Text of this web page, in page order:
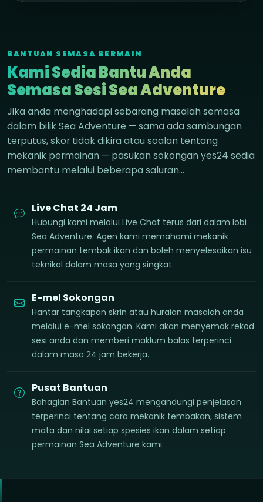
BANTUAN SEMASA BERMAIN
Kami Sedia Bantu Anda
Semasa Sesi Sea Adventure
Jika anda menghadapi sebarang masalah semasa
dalam bilik Sea Adventure — sama ada sambungan
terputus, skor tidak dikira atau soalan tentang
mekanik permainan — pasukan sokongan yes24 sedia
membantu melalui beberapa saluran…
Live Chat 24 Jam
Hubungi kami melalui Live Chat terus dari dalam lobi
Sea Adventure. Agen kami memahami mekanik
permainan tembak ikan dan boleh menyelesaikan isu
teknikal dalam masa yang singkat.
E-mel Sokongan
Hantar tangkapan skrin atau huraian masalah anda
melalui e-mel sokongan. Kami akan menyemak rekod
sesi anda dan memberi maklum balas terperinci
dalam masa 24 jam bekerja.
Pusat Bantuan
Bahagian Bantuan yes24 mengandungi penjelasan
terperinci tentang cara mekanik tembakan, sistem
mata dan nilai setiap spesies ikan dalam setiap
permainan Sea Adventure kami.